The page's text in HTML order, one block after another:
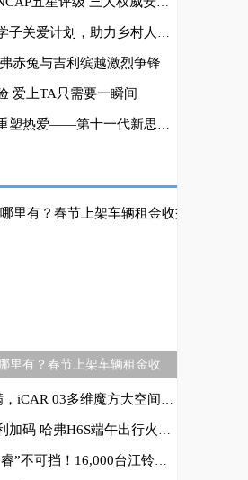
爱计划，助力乡村人才振兴！
赤兔与吉利缤越激烈争锋
爱上TA只需要一瞬间
爱——第十一代新思域即将登场
里有？春节上架车辆租金收
多维魔方大空间座舱，让爱和幸福满满的
码 哈弗H6S端午出行火辣献礼
挡！16,000台江铃福特领睿出口海外